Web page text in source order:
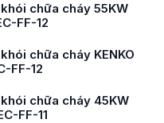
chữa cháy 55KW
FF-12
chữa cháy KENKO
FF-12
chữa cháy 45KW
FF-11